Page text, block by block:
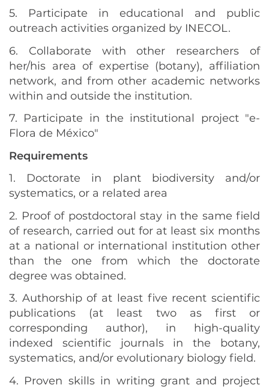
5. Participate in educational and public
outreach activities organized by INECOL.
6. Collaborate with other researchers of
her/his area of expertise (botany), affiliation
network, and from other academic networks
within and outside the institution.
7. Participate in the institutional project "e-
Flora de México"
Requirements
1. Doctorate in plant biodiversity and/or
systematics, or a related area
2. Proof of postdoctoral stay in the same field
of research, carried out for at least six months
at a national or international institution other
than the one from which the doctorate
degree was obtained.
3. Authorship of at least five recent scientific
publications (at least two as first or
corresponding author), in high-quality
indexed scientific journals in the botany,
systematics, and/or evolutionary biology field.
4. Proven skills in writing grant and project